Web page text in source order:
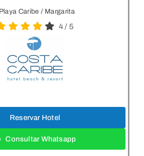
Playa Caribe / Margarita
4/ 5
Reservar Hotel
Consultar Whatsapp